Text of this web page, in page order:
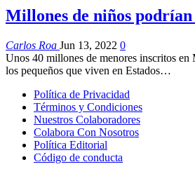
Millones de niños
Carlos Roa Jun 13, 2022 0
Unos 40 millones de menores inscritos
los pequeños que viven en Estados…
Política de Privacidad
Términos y Condiciones
Nuestros Colaboradores
Colabora Con Nosotros
Política Editorial
Código de conducta